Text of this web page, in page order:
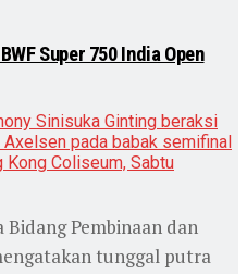
Super 750 India Open
Pembinaan dan
tunggal putra